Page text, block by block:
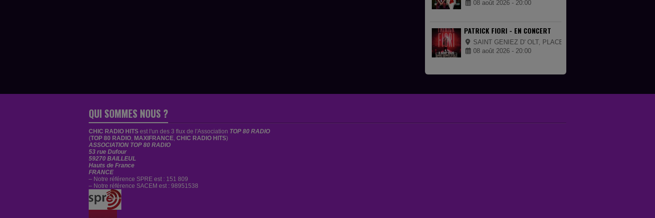
08 août 2026 - 20:00
PATRICK FIORI - EN CONCERT
SAINT GENIEZ D' OLT, PLACE DE LA MAIRIE
08 août 2026 - 20:00
QUI SOMMES NOUS ?
CHIC RADIO HITS est l'un des 3 flux de l'Association TOP 80 RADIO
(TOP 80 RADIO, MAXIFRANCE, CHIC RADIO HITS)
ASSOCIATION TOP 80 RADIO
53 rue Dufour
59270 BAILLEUL
Hauts de France
FRANCE
– Notre référence SPRE est : 151 809
– Notre référence SACEM est : 98951538